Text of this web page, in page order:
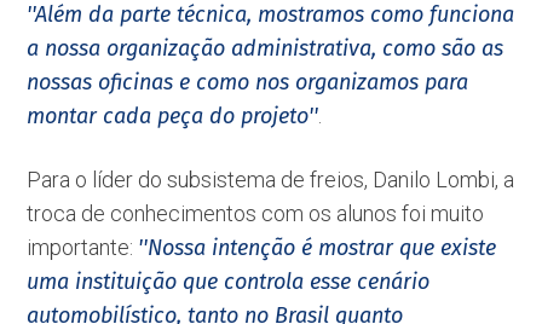
''Além da parte técnica, mostramos como funciona
a nossa organização administrativa, como são as
nossas oficinas e como nos organizamos para
montar cada peça do projeto''
Para o líder do subsistema de freios, Danilo Lombi, a
troca de conhecimentos com os alunos foi muito
importante: ''Nossa intenção é mostrar que existe
uma instituição que controla esse cenário
automobilístico, tanto no Brasil quanto